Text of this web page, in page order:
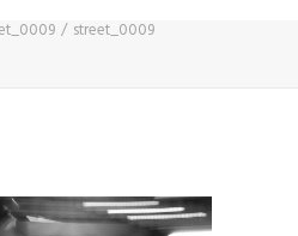
street_0009